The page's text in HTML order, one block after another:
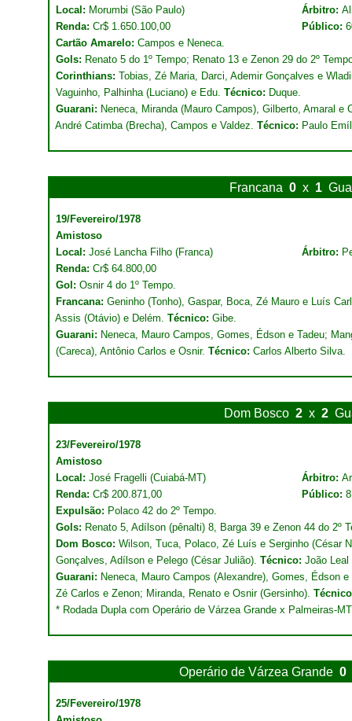
Local: Morumbi (São Paulo) Árbitro:
Renda: Cr$ 1.650.100,00 Público:
Cartão Amarelo: Campos e Neneca.
Gols: Renato 5 do 1º Tempo; Renato 13 e Zenon 29 do 2º
Corinthians: Tobias, Zé Maria, Darci, Ademir Gonçalves e
Vaguinho, Palhinha (Luciano) e Edu. Técnico: Duque.
Guarani: Neneca, Miranda (Mauro Campos), Gilberto, Amaral e
André Catimba (Brecha), Campos e Valdez. Técnico: Paulo
Francana 0 x 1
19/Fevereiro/1978
Amistoso
Local: José Lancha Filho (Franca) Árbitro:
Renda: Cr$ 64.800,00
Gol: Osnir 4 do 1º Tempo.
Francana: Geninho (Tonho), Gaspar, Boca, Zé Mauro e Luís
Assis (Otávio) e Delém. Técnico: Gibe.
Guarani: Neneca, Mauro Campos, Gomes, Édson e Tadeu;
(Careca), Antônio Carlos e Osnir. Técnico: Carlos Alberto Silva.
Dom Bosco 2 x 2
23/Fevereiro/1978
Amistoso
Local: José Fragelli (Cuiabá-MT) Árbitro:
Renda: Cr$ 200.871,00 Público:
Expulsão: Polaco 42 do 2º Tempo.
Gols: Renato 5, Adílson (pênalti) 8, Barga 39 e Zenon 44 do 2º
Dom Bosco: Wilson, Tuca, Polaco, Zé Luís e Serginho (César
Gonçalves, Adílson e Pelego (César Julião). Técnico: João Leal
Guarani: Neneca, Mauro Campos (Alexandre), Gomes, Édson
Zé Carlos e Zenon; Miranda, Renato e Osnir (Gersinho).
* Rodada Dupla com Operário de Várzea Grande x Palmeiras-
Operário de Várzea Grande 0
25/Fevereiro/1978